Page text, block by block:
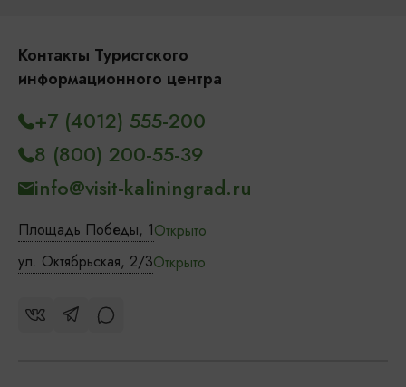
Контакты Туристского
информационного центра
Площадь Победы, 1Открыто
ул. Октябрьская, 2/3Открыто
+7 (4012) 555-200
8 (800) 200-55-39
info@visit-kaliningrad.ru